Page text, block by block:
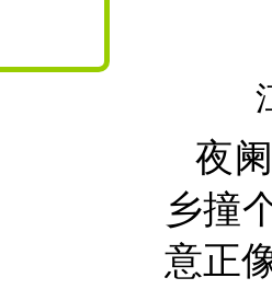
夜
乡撞
意正